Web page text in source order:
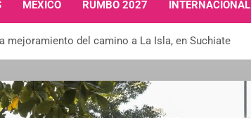
MÉXICO RUMBO 2027 INTERNACIONAL
mejoramiento del camino a La Isla, en Suchiate